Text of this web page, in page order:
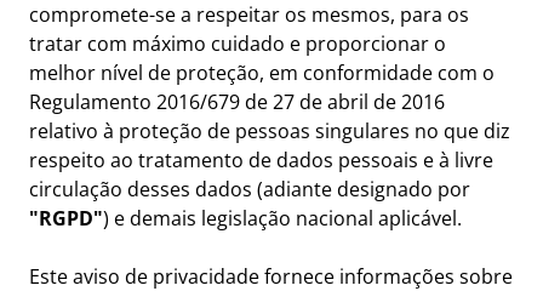
compromete-se a respeitar os mesmos, para os
tratar com máximo cuidado e proporcionar o
melhor nível de proteção, em conformidade com o
Regulamento 2016/679 de 27 de abril de 2016
relativo à proteção de pessoas singulares no que diz
respeito ao tratamento de dados pessoais e à livre
circulação desses dados (adiante designado por
"RGPD") e demais legislação nacional aplicável.
Este aviso de privacidade fornece informações sobre